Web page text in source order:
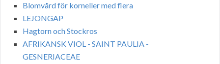
Blomvård för korneller med flera
LEJONGAP
Hagtorn och Stockros
AFRIKANSK VIOL - SAINT PAULIA -
GESNERIACEAE